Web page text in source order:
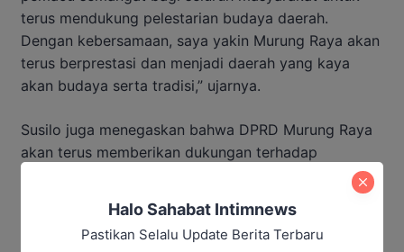
terus mendukung pelestarian budaya daerah.
Dengan kebersamaan, saya yakin Murung Raya akan
terus berprestasi dan menjadi daerah yang kaya
akan budaya serta tradisi,” ujarnya.
Susilo juga menegaskan bahwa DPRD Murung Raya
akan terus memberikan dukungan terhadap
kebijakan pemerintah daerah yang berorientasi pada
pelestarian budaya. Menurutnya, dukungan tersebut
penting untuk memastikan budaya tidak hanya
dipertahankan, tetapi juga dikembangkan sesuai
Halo Sahabat Intimnews
Pastikan Selalu Update Berita Terbaru